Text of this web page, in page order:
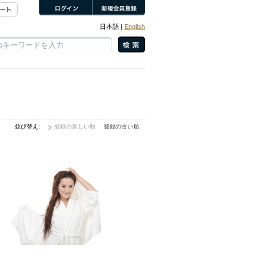
日本語 | English
並び替え: 登録の新しい順 登録の古い順